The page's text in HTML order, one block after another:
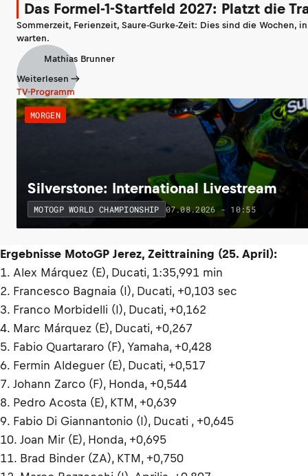
Das Formel-1-Startfeld 2027: Platzt die
Sommerzeit, Ferienzeit, Saure-Gurke-Zeit: Dies sind die
warten.
Mathias Brunner
Weiterlesen
TV-Programm
MORGEN
Silverstone: International Livestream
MOTOGP WORLD CHAMPIONSHIP 07.08.2026 - 10:55
Ergebnisse MotoGP Jerez, Zeittraining (25. April):
1. Alex Márquez (E), Ducati, 1:35,991 min
2. Francesco Bagnaia (I), Ducati, +0,103 sec
3. Franco Morbidelli (I), Ducati, +0,162
4. Marc Márquez (E), Ducati, +0,267
5. Fabio Quartararo (F), Yamaha, +0,428
6. Fermin Aldeguer (E), Ducati, +0,517
7. Johann Zarco (F), Honda, +0,544
8. Pedro Acosta (E), KTM, +0,639
9. Fabio Di Giannantonio (I), Ducati , +0,645
10. Joan Mir (E), Honda, +0,695
11. Brad Binder (ZA), KTM, +0,750